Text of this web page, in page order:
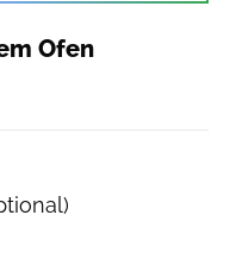
Ofen